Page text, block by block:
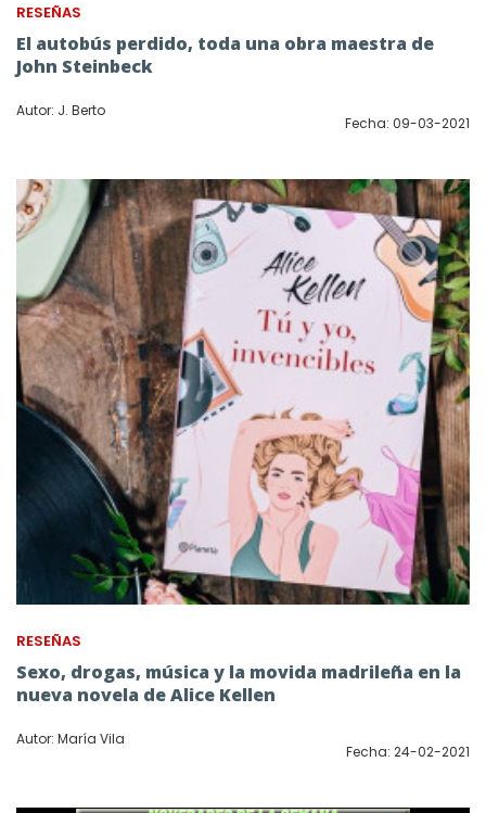
RESEÑAS
El autobús perdido, toda una obra maestra de
John Steinbeck
Autor: J. Berto
Fecha: 09-03-2021
RESEÑAS
Sexo, drogas, música y la movida madrileña en la
nueva novela de Alice Kellen
Autor: María Vila
Fecha: 24-02-2021